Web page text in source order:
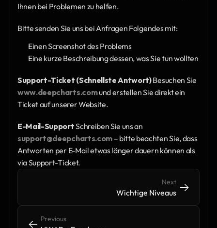
Ihnen bei Problemen zu helfen.
Bitte senden Sie uns bei Anfragen Folgendes mit:
Einen Screenshot des Problems
Eine kurze Beschreibung dessen, was Sie tun wollten
Support-Ticket (Schnellste Antwort)
www.deepcharts.com und erstellen Sie direkt ein
Ticket auf unserer Website.
E-Mail-Support
support@deepcharts.com – bitte beachten Sie, dass
Antworten per E-Mail etwas länger dauern können als
via Support-Ticket.
<- <-
Previous
Next
Wichtige Niveaus
-> ->